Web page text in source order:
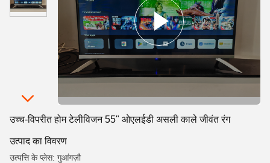
उच्च-विपरीत होम टेलीविजन 55" ओएलईडी असली काले जीवंत रंग
उत्पाद का विवरण
उत्पत्ति के प्लेस: गुआंगज़ौ